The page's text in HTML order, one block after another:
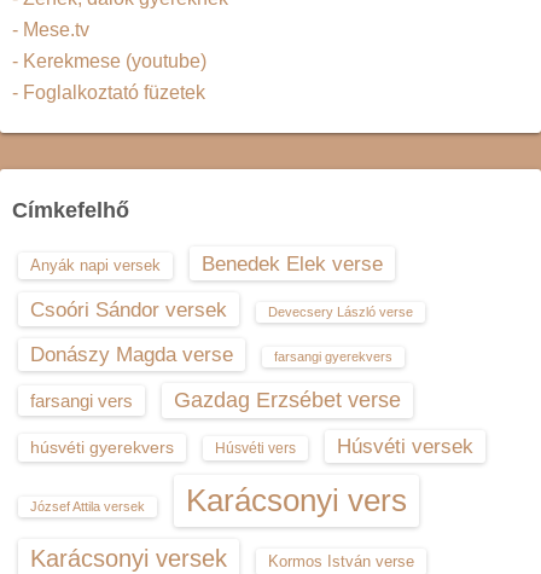
- Mese.tv
- Kerekmese (youtube)
- Foglalkoztató füzetek
Címkefelhő
Anyák napi versek
Benedek Elek verse
Csoóri Sándor versek
Devecsery László verse
Donászy Magda verse farsangi gyerekvers
farsangi vers Gazdag Erzsébet verse
húsvéti gyerekvers Húsvéti vers Húsvéti versek
József Attila versek Karácsonyi vers
Karácsonyi versek Kormos István verse